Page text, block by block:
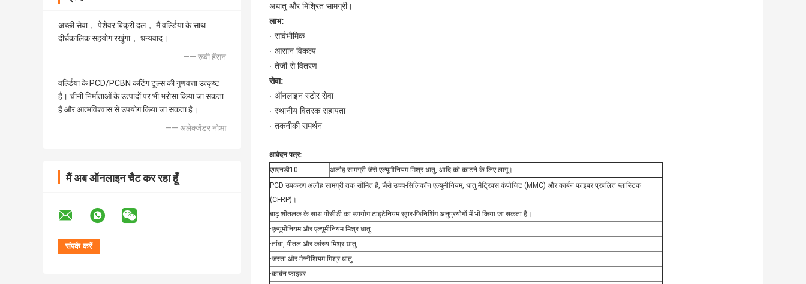
अच्छी सेवा， पेशेवर बिक्री दल， मैं वर्ल्डिया के साथ
दीर्घकालिक सहयोग रखूंगा， धन्यवाद।
—— रूबी हेंसन
वर्ल्डिया के PCD/PCBN कटिंग टूल्स की गुणवत्ता उत्कृष्ट
है। चीनी निर्माताओं के उत्पादों पर भी भरोसा किया जा सकता
है और आत्मविश्वास से उपयोग किया जा सकता है।
—— अलेक्जेंडर नोआ
मैं अब ऑनलाइन चैट कर रहा हूँ
अधातु और मिश्रित सामग्री।
लाभ:
· सार्वभौमिक
· आसान विकल्प
· तेजी से वितरण
सेवा:
· ऑनलाइन स्टोर सेवा
· स्थानीय वितरक सहायता
· तकनीकी समर्थन
आवेदन पत्र:
एमएनडी10
अलौह सामग्री जैसे एल्यूमीनियम मिश्र धातु, आदि को काटने के लिए लागू।
PCD उपकरण अलौह सामग्री तक सीमित हैं, जैसे उच्च-सिलिकॉन एल्यूमीनियम, धातु मैट्रिक्स कंपोजिट (MMC) और कार्बन फाइबर प्रबलित प्लास्टिक
(CFRP)।
बाढ़ शीतलक के साथ पीसीडी का उपयोग टाइटेनियम सुपर-फिनिशिंग अनुप्रयोगों में भी किया जा सकता है।
·एल्यूमीनियम और एल्यूमीनियम मिश्र धातु
·तांबा, पीतल और कांस्य मिश्र धातु
·जस्ता और मैग्नीशियम मिश्र धातु
·कार्बन फाइबर